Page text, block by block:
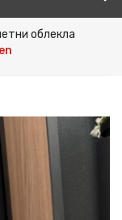
облекла